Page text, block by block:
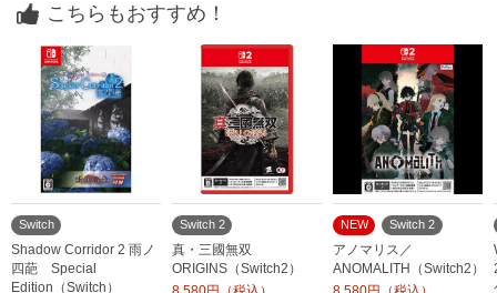
こちらもおすすめ！
Switch
Shadow Corridor 2 雨ノ
四葩 Special
Edition（Switch）
Switch 2
真・三國無双
ORIGINS（Switch2）
NEW Switch 2
アノマリス／
ANOMALITH（Switch2）